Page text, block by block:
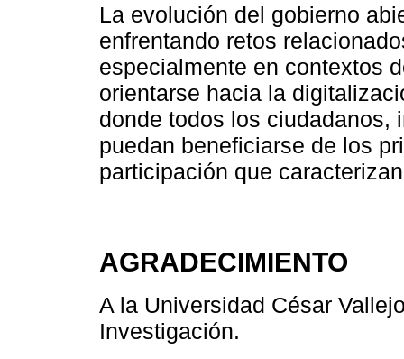
La evolución del gobierno
enfrentando retos
especialmente en contextos
orientarse hacia la
donde todos los ciudadanos,
puedan beneficiarse de los
participación que
AGRADECIMIENTO
A la Universidad César
Investigación.